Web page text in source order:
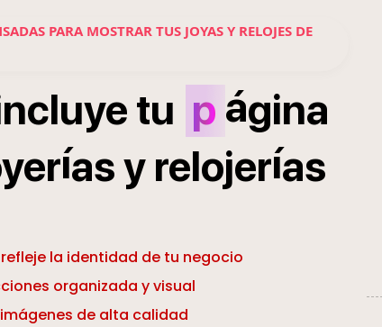
PARA MOSTRAR TUS JOYAS Y RELOJES DE
tu p ágina
íasy relojerías
la identidad de tu negocio
organizada y visual
de alta calidad